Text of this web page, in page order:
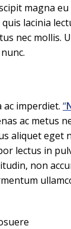
magna
lacinia
nec mollis.
imperdiet. “
ac metus
aliquet eget
lectus in
non